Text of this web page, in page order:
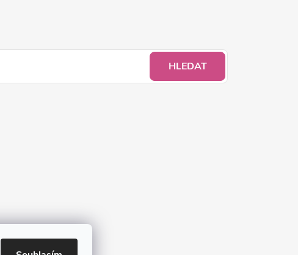
HLEDAT